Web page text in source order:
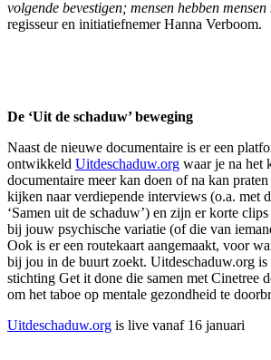
volgende bevestigen; mensen hebben
regisseur en initiatiefnemer Hanna Verboom.
De ‘Uit de schaduw’ beweging
Naast de nieuwe documentaire is er een
ontwikkeld Uitdeschaduw.org waar je na het
documentaire meer kan doen of na kan
kijken naar verdiepende interviews (o.a. met
‘Samen uit de schaduw’) en zijn er korte
bij jouw psychische variatie (of die van
Ook is er een routekaart aangemaakt, voor
bij jou in de buurt zoekt. Uitdeschaduw.org is
stichting Get it done die samen met Cinetree
om het taboe op mentale gezondheid te
Uitdeschaduw.org is live vanaf 16 januari